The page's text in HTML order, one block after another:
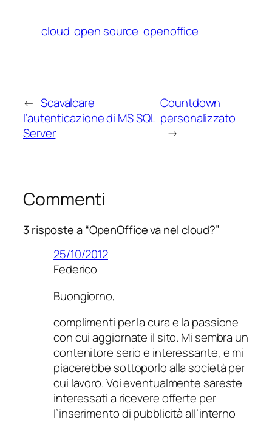
cloud open source openoffice
← Scavalcare
l’autenticazione di MS SQL
Server
Countdown
personalizzato
→
Commenti
3 risposte a “OpenOffice va nel cloud?”
25/10/2012
Federico
Buongiorno,
complimenti per la cura e la passione
con cui aggiornate il sito. Mi sembra un
contenitore serio e interessante, e mi
piacerebbe sottoporlo alla società per
cui lavoro. Voi eventualmente sareste
interessati a ricevere offerte per
l’inserimento di pubblicità all’interno